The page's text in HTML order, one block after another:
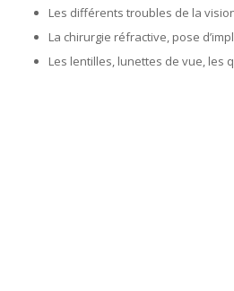
Les différents troubles de la
La chirurgie réfractive, pose
Les lentilles, lunettes de vue, les